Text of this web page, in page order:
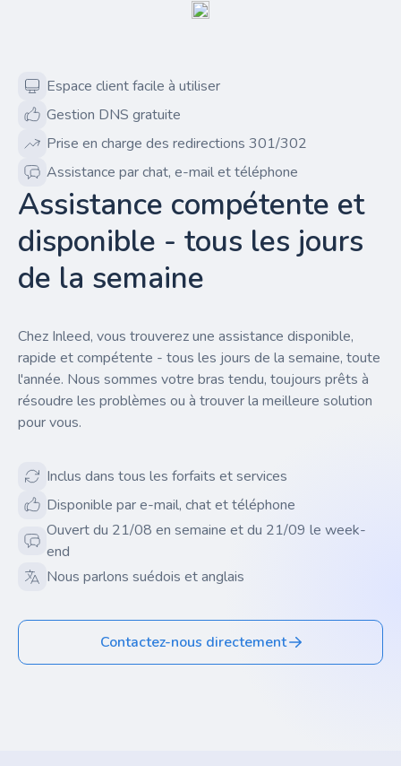
Espace client facile à utiliser
Gestion DNS gratuite
Prise en charge des redirections 301/302
Assistance par chat, e-mail et téléphone
Assistance compétente et
disponible - tous les jours
de la semaine
Chez Inleed, vous trouverez une assistance disponible,
rapide et compétente - tous les jours de la semaine, toute
l'année. Nous sommes votre bras tendu, toujours prêts à
résoudre les problèmes ou à trouver la meilleure solution
pour vous.
Inclus dans tous les forfaits et services
Disponible par e-mail, chat et téléphone
Ouvert du 21/08 en semaine et du 21/09 le week-
end
Nous parlons suédois et anglais
Contactez-nous directement